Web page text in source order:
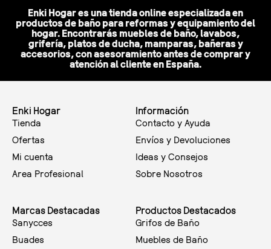
Enki Hogar es una tienda online especializada en
productos de baño para reformas y equipamiento del
hogar. Encontrarás muebles de baño, lavabos,
grifería, platos de ducha, mamparas, bañeras y
accesorios, con asesoramiento antes de comprar y
atención al cliente en España.
Enki Hogar
Tienda
Ofertas
Mi cuenta
Area Profesional
Información
Contacto y Ayuda
Envíos y Devoluciones
Ideas y Consejos
Sobre Nosotros
Marcas Destacadas
Sanycces
Buades
Productos Destacados
Grifos de Baño
Muebles de Baño